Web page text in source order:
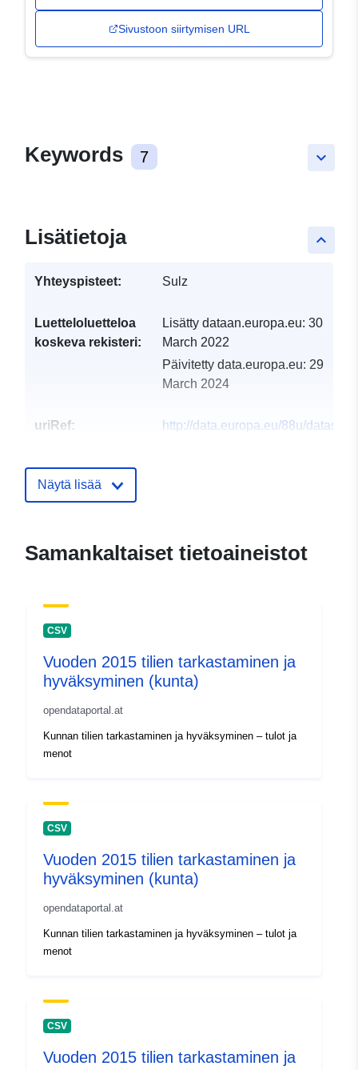
Sivustoon siirtymisen URL
keyboard_arrow_down
Keywords 7
keyboard_arrow_up
Lisätietoja
Yhteyspisteet: Sulz
Luetteloluetteloa
koskeva rekisteri:
Lisätty dataan.europa.eu: 30
March 2022
Päivitetty data.europa.eu: 29
March 2024
uriRef:
http://data.europa.eu/88u/
Näytä lisää
Samankaltaiset tietoaineistot
CSV
Vuoden 2015 tilien tarkastaminen ja
hyväksyminen (kunta)
opendataportal.at
Kunnan tilien tarkastaminen ja hyväksyminen – tulot ja
menot
CSV
Vuoden 2015 tilien tarkastaminen ja
hyväksyminen (kunta)
opendataportal.at
Kunnan tilien tarkastaminen ja hyväksyminen – tulot ja
menot
CSV
Vuoden 2015 tilien tarkastaminen ja